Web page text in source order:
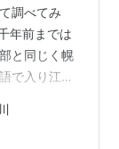
調べてみ
年前までは
と同じく幌
で入り江・
維新から少
へ移住して